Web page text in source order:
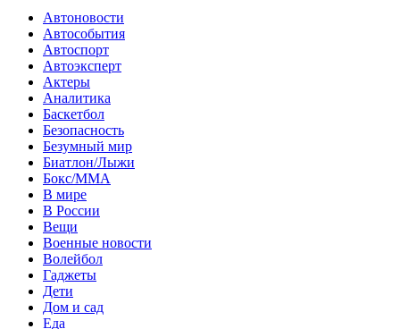
Автоновости
Автособытия
Автоспорт
Автоэксперт
Актеры
Аналитика
Баскетбол
Безопасность
Безумный мир
Биатлон/Лыжи
Бокс/MMA
В мире
В России
Вещи
Военные новости
Волейбол
Гаджеты
Дети
Дом и сад
Еда